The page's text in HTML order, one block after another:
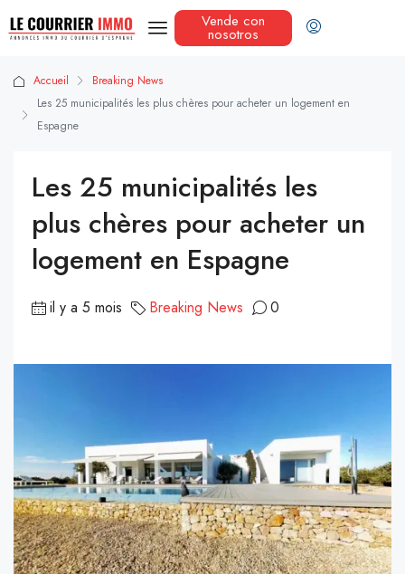
Vende con
nosotros
Accueil
Breaking News
Les 25 municipalités les plus chères pour acheter un logement en
Espagne
Les 25 municipalités les
plus chères pour acheter un
logement en Espagne
il y a 5 mois Breaking News 0